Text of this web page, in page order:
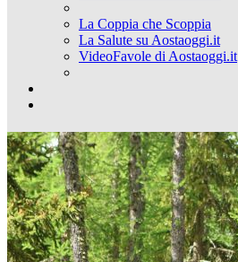
La Coppia che Scoppia
La Salute su Aostaoggi.it
VideoFavole di Aostaoggi.it